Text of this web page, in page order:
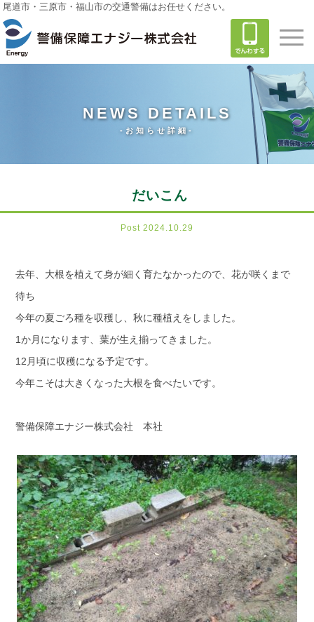
尾道市・三原市・福山市の交通警備はお任せください。
NEWS DETAILS
-お知らせ詳細-
だいこん
Post 2024.10.29
去年、大根を植えて身が細く育たなかったので、花が咲くまで
待ち
今年の夏ごろ種を収穫し、秋に種植えをしました。
1か月になります、葉が生え揃ってきました。
12月頃に収穫になる予定です。
今年こそは大きくなった大根を食べたいです。
警備保障エナジー株式会社 本社